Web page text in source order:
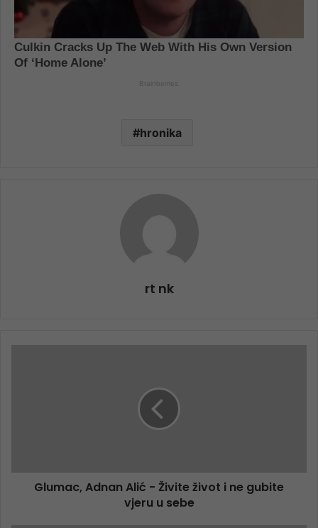
hronika
rt nk
Glumac, Adnan Alić - Živite život i ne gubite
vjeru u sebe